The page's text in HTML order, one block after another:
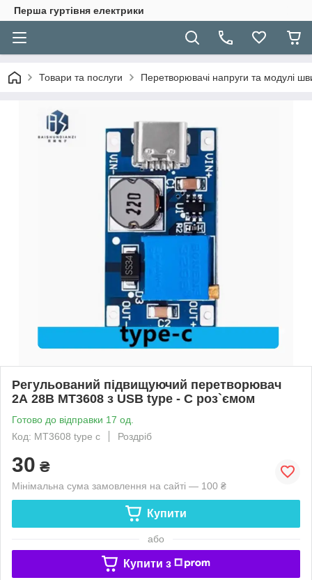
Перша гуртівня електрики
Товари та послуги Перетворювачі напруги та модулі
Регульований підвищуючий перетворювач
2А 28В MT3608 з USB type - C роз`ємом
Готово до відправки 17 од.
Код: MT3608 type c
Роздріб
30 ₴
Мінімальна сума замовлення на сайті — 100 ₴
Купити
або
Купити з